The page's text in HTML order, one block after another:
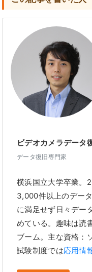
ビデオカメラデー
データ復旧専門家
横浜国立大学卒業。
3,000件以上のデー
に満足せず日々デー
めている。趣味は読
ブーム。主な資格：
試験制度では応用情